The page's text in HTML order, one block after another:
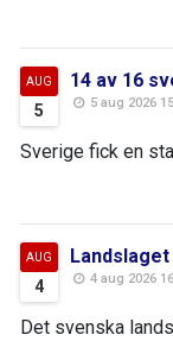
AUG
5
14 av 16
5 aug 2026
Sverige fick en
AUG
4 4 aug 2026
Det svenska